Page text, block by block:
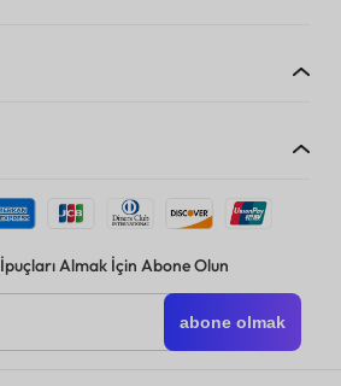
Almak İçin Abone Olun
abone olmak